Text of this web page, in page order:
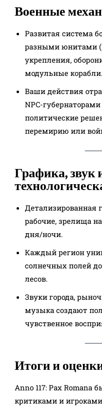
Военные
Развитая система
разными юнитами
укрепления,
модульные корабли.
Ваши действия
NPC-
политические
перемирию или
Графика, звук
Детализированная
рабочие, зрелища
дня/ночи.
Каждый регион
солнечных полей
лесов.​
Звуки города,
музыка создают
чувственное
Итоги и
Anno 117: Pax Romana
критиками и